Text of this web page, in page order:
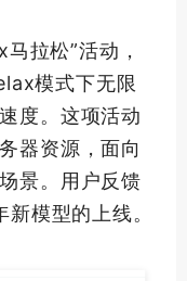
拉松”活动，
模式下无限
度。这项活动
器资源，面向
景。用户反馈
模型的上线。